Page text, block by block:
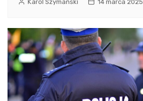
Karol Szymański 14 marca 2025